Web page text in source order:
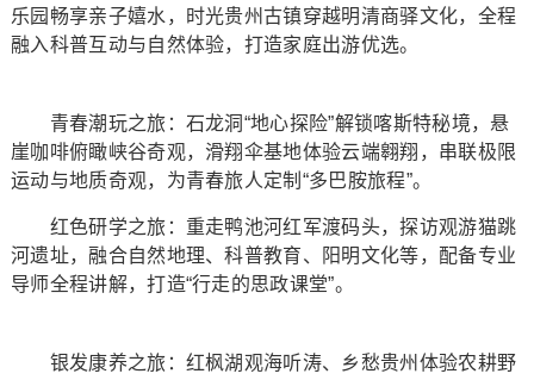
乐园畅享亲子嬉水，时光贵州古镇穿越明清商驿文化，全程
融入科普互动与自然体验，打造家庭出游优选。
青春潮玩之旅：石龙洞“地心探险”解锁喀斯特秘境，悬
崖咖啡俯瞰峡谷奇观，滑翔伞基地体验云端翱翔，串联极限
运动与地质奇观，为青春旅人定制“多巴胺旅程”。
红色研学之旅：重走鸭池河红军渡码头，探访观游猫跳
河遗址，融合自然地理、科普教育、阳明文化等，配备专业
导师全程讲解，打造“行走的思政课堂”。
银发康养之旅：红枫湖观海听涛、乡愁贵州体验农耕野